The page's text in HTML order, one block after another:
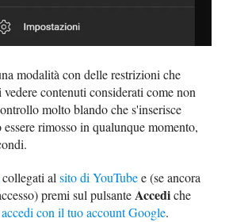
modalità con delle restrizioni che
contenuti considerati come non
molto blando che s'inserisce
rimosso in qualunque momento,
collegati alsito di YouTubee (se ancora
premi sul pulsante Accediche
accedi con il tuo account Google.